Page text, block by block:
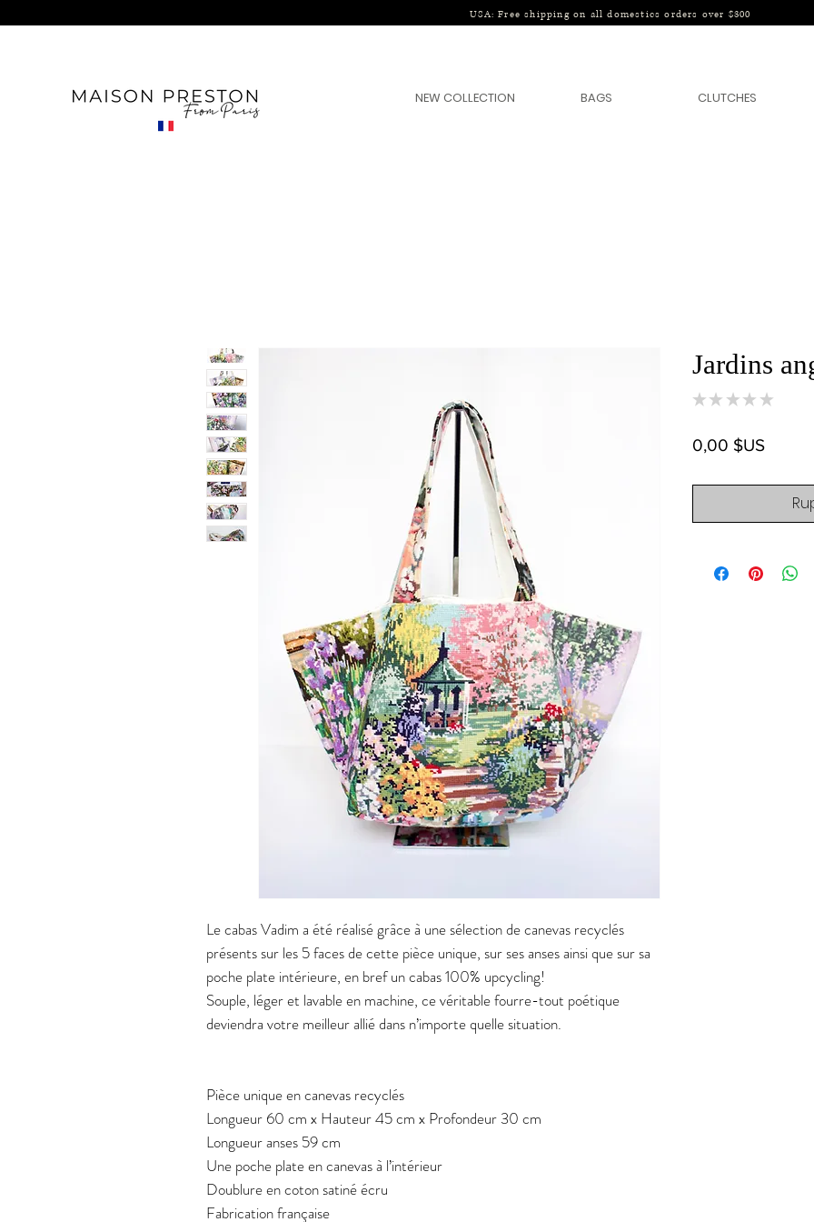
USA: Free shipping on all domestics orders over $300
NEW COLLECTION BAGS CLUTCHES
Le cabas Vadim a été réalisé grâce à une sélection de canevas recyclés
présents sur les 5 faces de cette pièce unique, sur ses anses ainsi que sur sa
poche plate intérieure, en bref un cabas 100% upcycling!
Souple, léger et lavable en machine, ce véritable fourre-tout poétique
deviendra votre meilleur allié dans n’importe quelle situation.
Pièce unique en canevas recyclés
Longueur 60 cm x Hauteur 45 cm x Profondeur 30 cm
Longueur anses 59 cm
Une poche plate en canevas à l’intérieur
Doublure en coton satiné écru
Fabrication française
Jardins
★ ★ ★ ★ ★
0,00 $USPrix